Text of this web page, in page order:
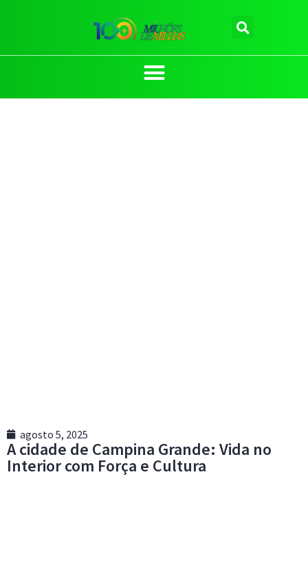
agosto 5, 2025
A cidade de Campina Grande: Vida no
Interior com Força e Cultura